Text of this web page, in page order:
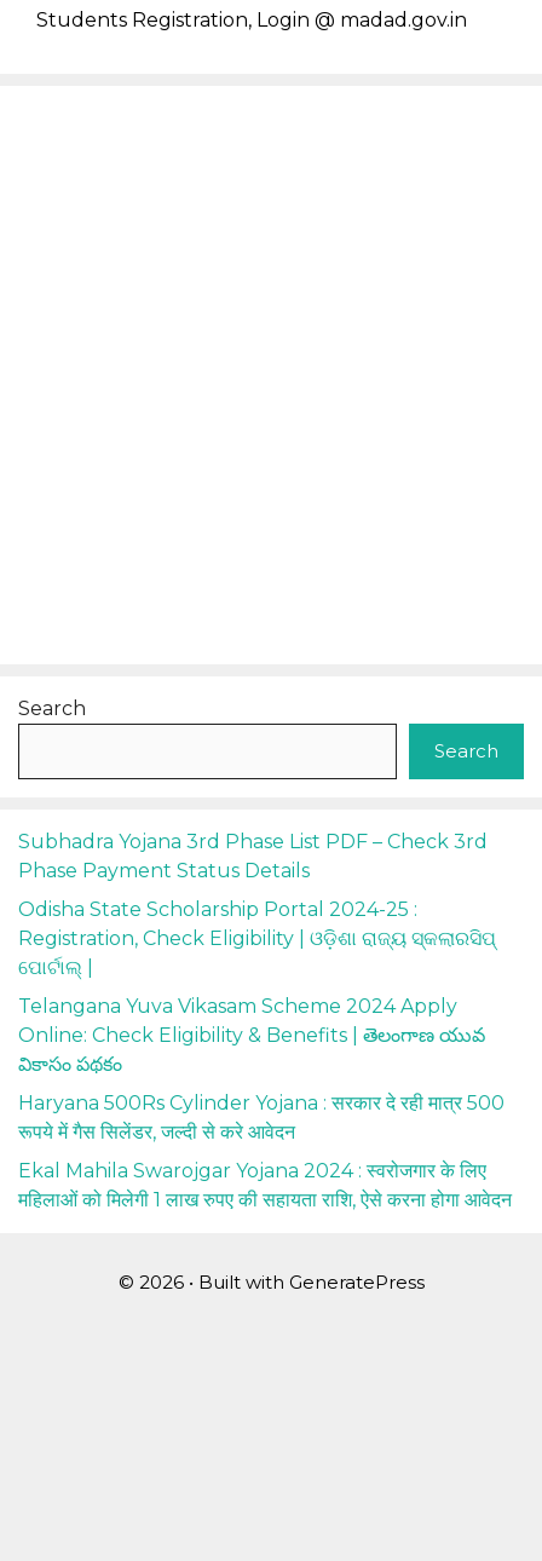
Students Registration, Login @ madad.gov.in
Search
Search
Subhadra Yojana 3rd Phase List PDF – Check 3rd
Phase Payment Status Details
Odisha State Scholarship Portal 2024-25 :
Registration, Check Eligibility | ଓଡ଼ିଶା ରାଜ୍ୟ ସ୍କଲାରସିପ୍
ପୋର୍ଟାଲ୍ |
Telangana Yuva Vikasam Scheme 2024 Apply
Online: Check Eligibility & Benefits | తెలంగాణ యువ
వికాసం పథకం
Haryana 500Rs Cylinder Yojana : सरकार दे रही मात्र 500
रूपये में गैस सिलेंडर, जल्दी से करे आवेदन
Ekal Mahila Swarojgar Yojana 2024 : स्वरोजगार के लिए
महिलाओं को मिलेगी 1 लाख रुपए की सहायता राशि, ऐसे करना होगा आवेदन
© 2026 • Built with GeneratePress